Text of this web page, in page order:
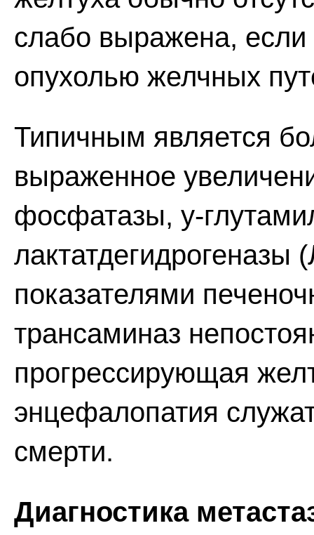
слабо выражена, если
опухолью желчных
Типичным является
выраженное
фосфатазы, у-
показателями
трансаминаз
прогрессирующая
энцефалопатия
смерти.
Диагностика